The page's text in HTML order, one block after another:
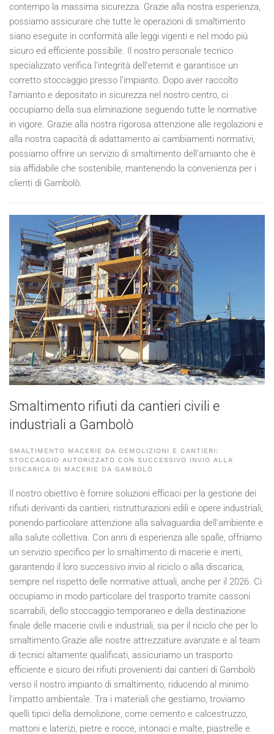
contempo la massima sicurezza. Grazie alla nostra esperienza,
possiamo assicurare che tutte le operazioni di smaltimento
siano eseguite in conformità alle leggi vigenti e nel modo più
sicuro ed efficiente possibile. Il nostro personale tecnico
specializzato verifica l'integrità dell'eternit e garantisce un
corretto stoccaggio presso l'impianto. Dopo aver raccolto
l'amianto e depositato in sicurezza nel nostro centro, ci
occupiamo della sua eliminazione seguendo tutte le normative
in vigore. Grazie alla nostra rigorosa attenzione alle regolazioni e
alla nostra capacità di adattamento ai cambiamenti normativi,
possiamo offrire un servizio di smaltimento dell'amianto che è
sia affidabile che sostenibile, mantenendo la convenienza per i
clienti di Gambolò.
Smaltimento rifiuti da cantieri civili e
industriali a Gambolò
SMALTIMENTO MACERIE DA DEMOLIZIONI E CANTIERI:
STOCCAGGIO AUTORIZZATO CON SUCCESSIVO INVIO ALLA
DISCARICA DI MACERIE DA GAMBOLÒ
Il nostro obiettivo è fornire soluzioni efficaci per la gestione dei
rifiuti derivanti da cantieri, ristrutturazioni edili e opere industriali,
ponendo particolare attenzione alla salvaguardia dell'ambiente e
alla salute collettiva. Con anni di esperienza alle spalle, offriamo
un servizio specifico per lo smaltimento di macerie e inerti,
garantendo il loro successivo invio al riciclo o alla discarica,
sempre nel rispetto delle normative attuali, anche per il 2026. Ci
occupiamo in modo particolare del trasporto tramite cassoni
scarrabili, dello stoccaggio temporaneo e della destinazione
finale delle macerie civili e industriali, sia per il riciclo che per lo
smaltimento.Grazie alle nostre attrezzature avanzate e al team
di tecnici altamente qualificati, assicuriamo un trasporto
efficiente e sicuro dei rifiuti provenienti dai cantieri di Gambolò
verso il nostro impianto di smaltimento, riducendo al minimo
l'impatto ambientale. Tra i materiali che gestiamo, troviamo
quelli tipici della demolizione, come cemento e calcestruzzo,
mattoni e laterizi, pietre e rocce, intonaci e malte, piastrelle e